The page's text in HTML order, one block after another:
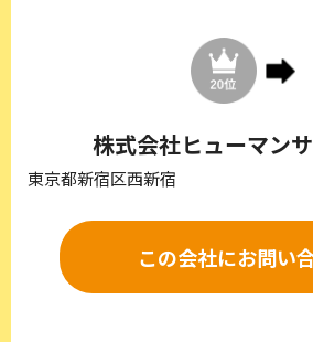
株式会社ヒューマン
東京都新宿区西新宿
この会社にお問い